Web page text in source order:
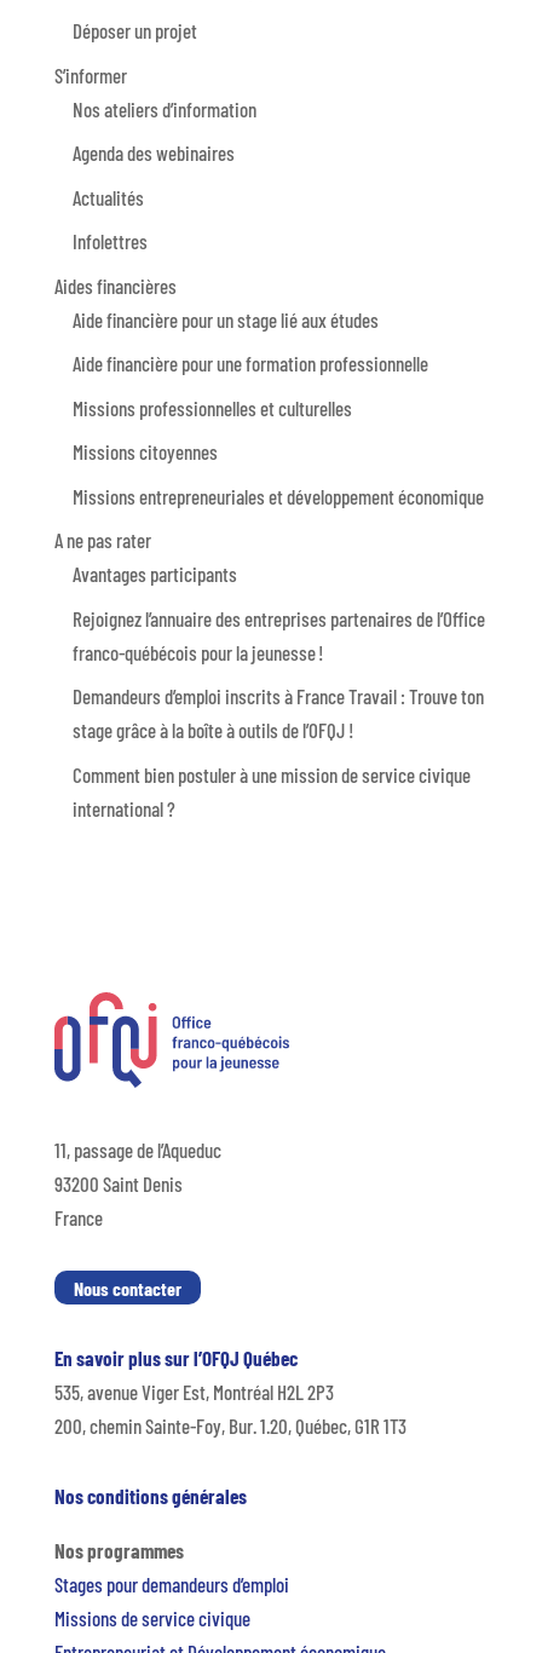
Déposer un projet
S’informer
Nos ateliers d’information
Agenda des webinaires
Actualités
Infolettres
Aides financières
Aide financière pour un stage lié aux études
Aide financière pour une formation professionnelle
Missions professionnelles et culturelles
Missions citoyennes
Missions entrepreneuriales et développement économique
A ne pas rater
Avantages participants
Rejoignez l’annuaire des entreprises partenaires de l’Office
franco-québécois pour la jeunesse !
Demandeurs d’emploi inscrits à France Travail : Trouve ton
stage grâce à la boîte à outils de l’OFQJ !
Comment bien postuler à une mission de service civique
international ?
11, passage de l’Aqueduc
93200 Saint Denis
France
Nous contacter
En savoir plus sur l’OFQJ Québec
535, avenue Viger Est, Montréal H2L 2P3
200, chemin Sainte-Foy, Bur. 1.20, Québec, G1R 1T3
Nos conditions générales
Nos programmes
Stages pour demandeurs d’emploi
Missions de service civique